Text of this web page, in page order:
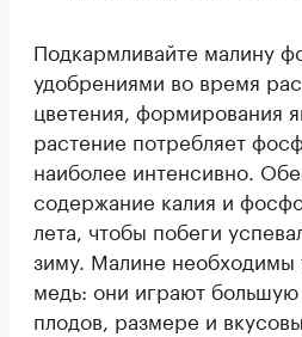
Подкармливайте малину
удобрениями во время
цветения, формирования
растение потребляет
наиболее интенсивно.
содержание калия и
лета, чтобы побеги
зиму. Малине необходимы
медь: они играют большую
плодов, размере и